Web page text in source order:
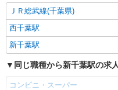
ＪＲ総武線(千葉県)
西千葉駅
新千葉駅
同じ職種から新千葉駅の求
コンビニ・スーパー